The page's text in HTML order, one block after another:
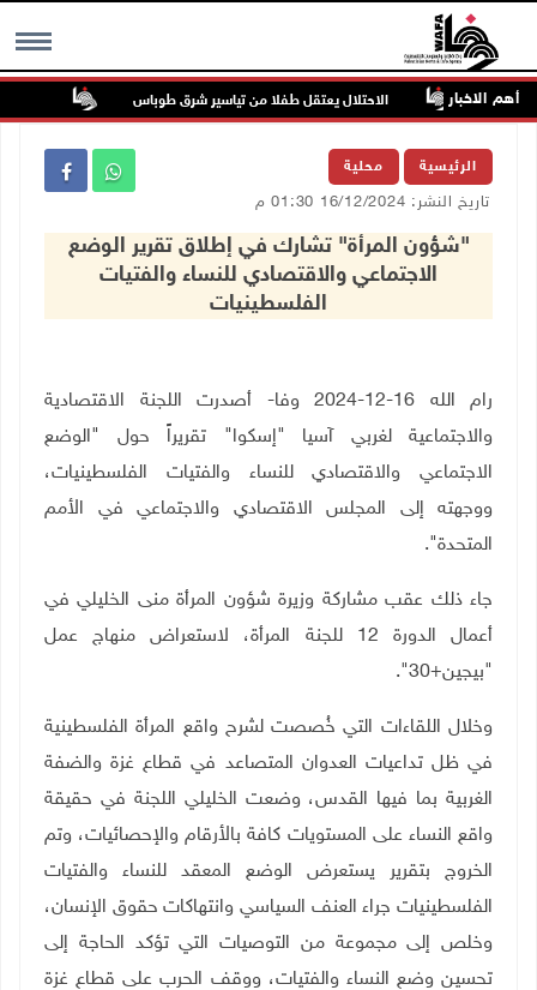
MENU أهم الاخبار الاحتلال يعتقل طفلا من تياسير شرق طوباس
الرئيسية محلية
تاريخ النشر: 16/12/2024 01:30 م
"شؤون المرأة" تشارك في إطلاق تقرير الوضع
الاجتماعي والاقتصادي للنساء والفتيات
الفلسطينيات
رام الله 16-12-2024 وفا- أصدرت اللجنة الاقتصادية
والاجتماعية لغربي آسيا "إسكوا" تقريراً حول "الوضع
الاجتماعي والاقتصادي للنساء والفتيات الفلسطينيات،
ووجهته إلى المجلس الاقتصادي والاجتماعي في الأمم
المتحدة".
جاء ذلك عقب مشاركة وزيرة شؤون المرأة منى الخليلي في
أعمال الدورة 12 للجنة المرأة، لاستعراض منهاج عمل
"بيجين+30".
وخلال اللقاءات التي خُصصت لشرح واقع المرأة الفلسطينية
في ظل تداعيات العدوان المتصاعد في قطاع غزة والضفة
الغربية بما فيها القدس، وضعت الخليلي اللجنة في حقيقة
واقع النساء على المستويات كافة بالأرقام والإحصائيات، وتم
الخروج بتقرير يستعرض الوضع المعقد للنساء والفتيات
الفلسطينيات جراء العنف السياسي وانتهاكات حقوق الإنسان،
وخلص إلى مجموعة من التوصيات التي تؤكد الحاجة إلى
تحسين وضع النساء والفتيات، ووقف الحرب على قطاع غزة